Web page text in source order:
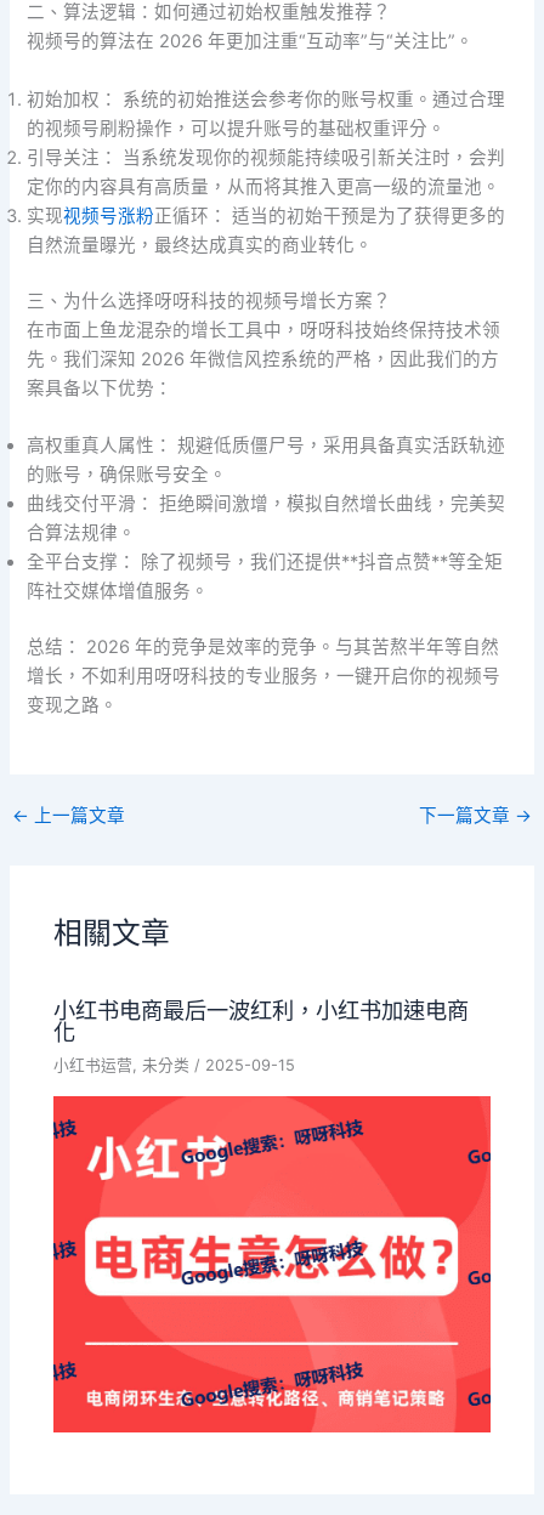
二、算法逻辑：如何通过初始权重触发推荐？
视频号的算法在 2026 年更加注重“互动率”与“关注比”。
初始加权： 系统的初始推送会参考你的账号权重。通过合理
的视频号刷粉操作，可以提升账号的基础权重评分。
引导关注： 当系统发现你的视频能持续吸引新关注时，会判
定你的内容具有高质量，从而将其推入更高一级的流量池。
实现视频号涨粉正循环： 适当的初始干预是为了获得更多的
自然流量曝光，最终达成真实的商业转化。
三、为什么选择呀呀科技的视频号增长方案？
在市面上鱼龙混杂的增长工具中，呀呀科技始终保持技术领
先。我们深知 2026 年微信风控系统的严格，因此我们的方
案具备以下优势：
高权重真人属性： 规避低质僵尸号，采用具备真实活跃轨迹
的账号，确保账号安全。
曲线交付平滑： 拒绝瞬间激增，模拟自然增长曲线，完美契
合算法规律。
全平台支撑： 除了视频号，我们还提供**抖音点赞**等全矩
阵社交媒体增值服务。
总结： 2026 年的竞争是效率的竞争。与其苦熬半年等自然
增长，不如利用呀呀科技的专业服务，一键开启你的视频号
变现之路。
← 上一篇文章 下一篇文章 →
相關文章
小红书电商最后一波红利，小红书加速电商
化
小红书运营,未分类 / 2025-09-15